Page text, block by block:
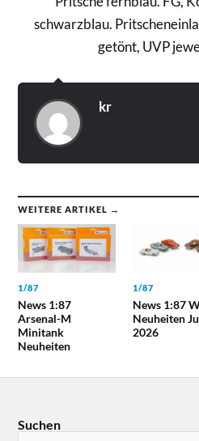
schwarzblau.
getönt, UVP
kr
WEITERE ARTIKEL →
1/87
News 1:87
Arsenal-M
Minitank
Neuheiten
1/87
News 1:87
Neuheiten
2026
Suchen